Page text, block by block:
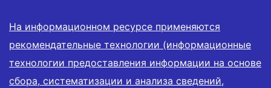
На информационном ресурсе применяются
рекомендательные технологии (информационные
технологии предоставления информации на основе
сбора, систематизации и анализа сведений,